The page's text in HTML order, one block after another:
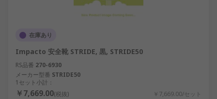
在庫あり
Impacto 安全靴 STRIDE, 黒, STRIDE50
RS品番 270-6930
メーカー型番 STRIDE50
1セット小計：
￥7,669.00(税抜) ￥7,669.00/セット